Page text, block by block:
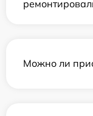
Можно ли